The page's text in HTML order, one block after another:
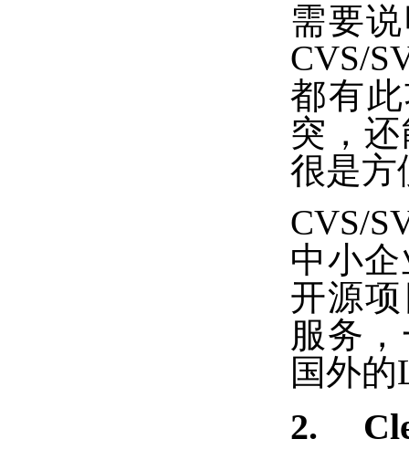
需要
CVS/
都有此
突，
很是方
CVS/
中小
开源项
服务
国外
2.